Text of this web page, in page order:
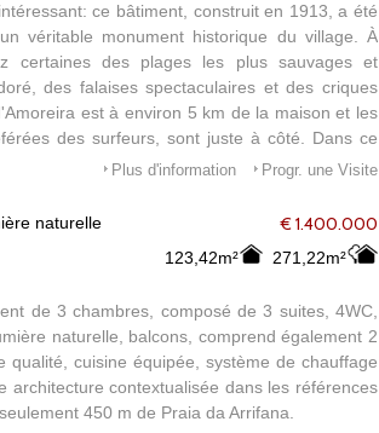
ce bâtiment, construit en 1913, a été
véritable monument historique du village. À
certaines des plages les plus sauvages et
des falaises spectaculaires et des criques
est à environ 5 km de la maison et les
des surfeurs, sont juste à côté. Dans ce
y compris les supermarchés, les cafés et
villes animées de Sagres et Lagos sont à
foule, cette maison est un havre de paix où
Progr. une Visite
Plus d'information
€ 1.400.000
naturelle
123,42m²
271,22m²
de 3 chambres, composé de 3 suites, 4WC,
naturelle, balcons, comprend également 2
cuisine équipée, système de chauffage
contextualisée dans les références
450 m de Praia da Arrifana.